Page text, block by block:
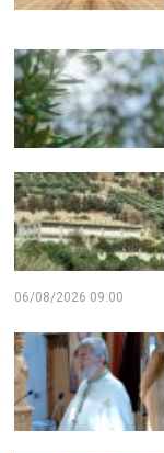
06/08/2026 09:00